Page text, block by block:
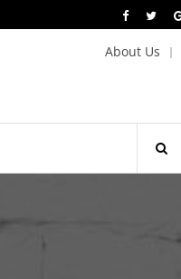
About Us